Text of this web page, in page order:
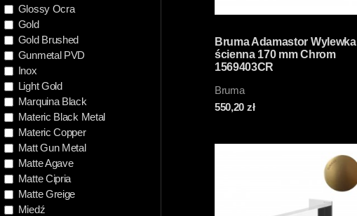
Glossy Ocra
Gold
Gold Brushed
Gunmetal PVD
Inox
Light Gold
Marquina Black
Materic Black Metal
Materic Copper
Matt Gun Metal
Matte Agave
Matte Cipria
Matte Greige
Miedź
Bruma Adamastor Wylewka
ścienna 170 mm Chrom
1569403CR
Bruma
550,20 zł